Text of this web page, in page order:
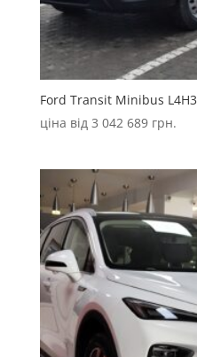
Ford Transit Minibus L4H3
ціна від 3 042 689 грн.